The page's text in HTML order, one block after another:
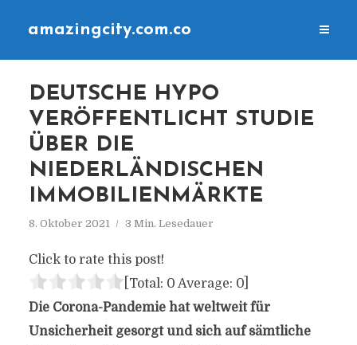
amazingcity.com.co
DEUTSCHE HYPO
VERÖFFENTLICHT STUDIE
ÜBER DIE
NIEDERLÄNDISCHEN
IMMOBILIENMÄRKTE
8. Oktober 2021 3 Min. Lesedauer
Click to rate this post!
[Total: 0 Average: 0]
Die Corona-Pandemie hat weltweit für
Unsicherheit gesorgt und sich auf sämtliche